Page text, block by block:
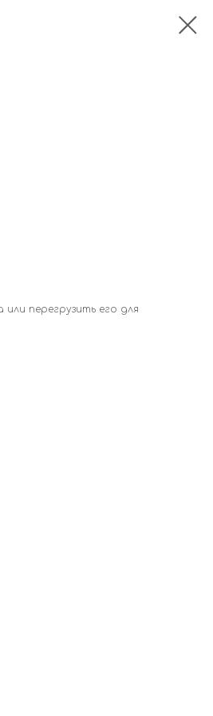
перегрузить его для